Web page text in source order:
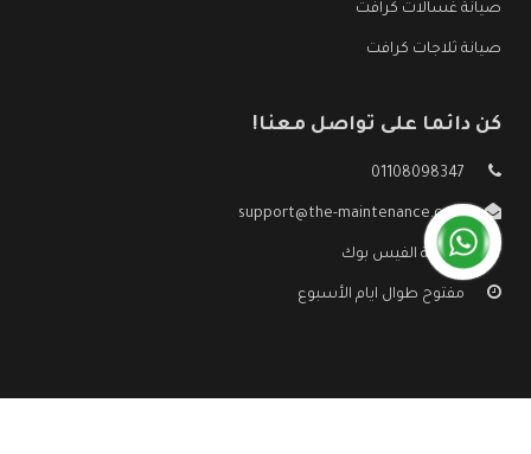
صيانة غسالات كرافت
صيانة ثلاجات كرافت
كن دائما على تواصل معنا!
01108098347
support@the-maintenance.com
صفحة الفيس بوك
مفتوح طوال ايام الأسبوع